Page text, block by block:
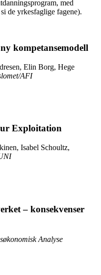
med
de yrkesfaglige fagene).
kompetansemodell
Elin Borg, Hege
AFI
Exploitation
Isabel Schoultz,
– konsekvenser
Analyse